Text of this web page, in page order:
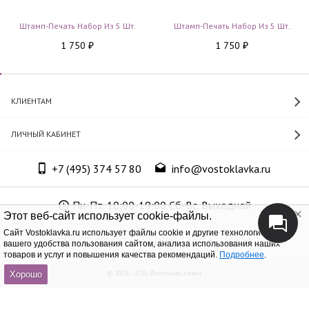
Этот веб-сайт использует cookie-файлы.
Cайт Vostoklavka.ru использует файлы cookie и другие технологии для
вашего удобства пользования сайтом, анализа использования наших
товаров и услуг и повышения качества рекомендаций. Подробнее.
Хорошо
Штамп-Печать Набор Из 5 Шт.
1 750 ₽
Штамп-Печать Набор Из 5 Шт.
1 750 ₽
КЛИЕНТАМ
ЛИЧНЫЙ КАБИНЕТ
+7 (495) 374 57 80 info@vostoklavka.ru
Пн-Пт. 10:00-19:00 Сб-Вс. Выходной
ООО «Юнит Групп», ОГРН 1147746305574